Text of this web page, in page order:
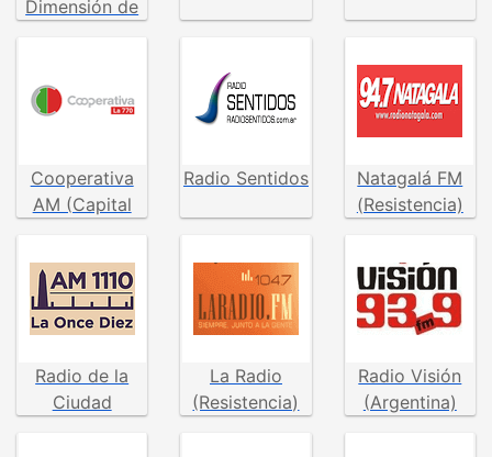
Dimensión de
Cooperativa
AM (Capital
Radio Sentidos
Natagalá FM
(Resistencia)
Radio de la
Ciudad
La Radio
(Resistencia)
Radio Visión
(Argentina)